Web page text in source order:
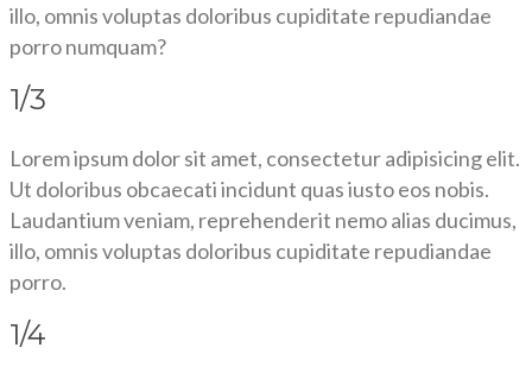
illo, omnis voluptas doloribus cupiditate repudiandae
porro numquam?
1/3
Lorem ipsum dolor sit amet, consectetur adipisicing elit.
Ut doloribus obcaecati incidunt quas iusto eos nobis.
Laudantium veniam, reprehenderit nemo alias ducimus,
illo, omnis voluptas doloribus cupiditate repudiandae
porro.
1/4